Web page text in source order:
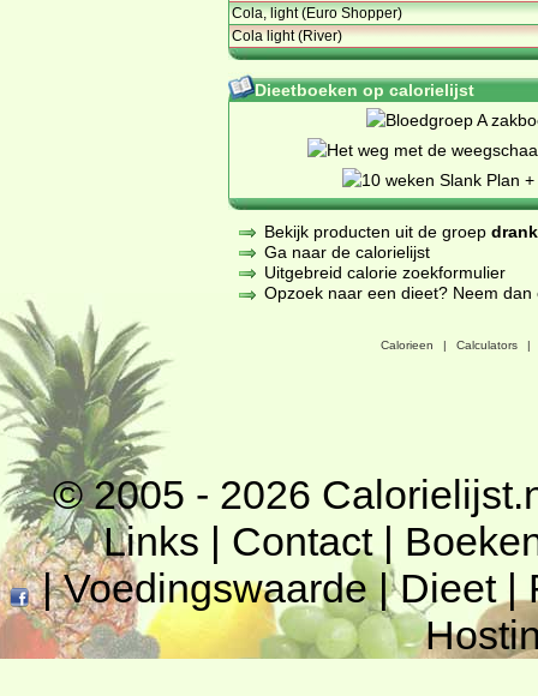
Cola, light (Euro Shopper)
Cola light (River)
Dieetboeken op calorielijst
Bekijk producten uit de groep
Ga naar de calorielijst
Uitgebreid calorie zoekformulier
Opzoek naar een dieet? Neem
Calorieen | Calculators |
© 2005 - 2026
Links | Contact|
|Voedingswaarde|Dieet|